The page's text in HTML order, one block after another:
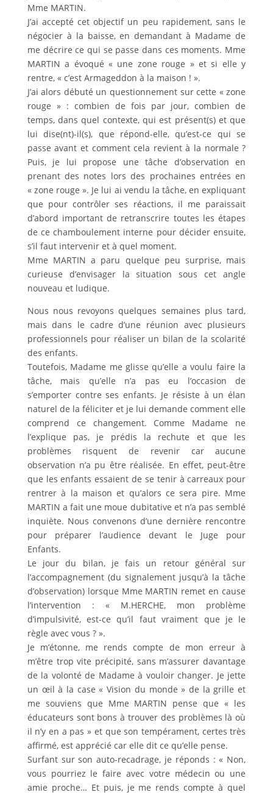
Mme MARTIN.
J’ai accepté cet objectif un peu rapidement, sans le
négocier à la baisse, en demandant à Madame de
me décrire ce qui se passe dans ces moments. Mme
MARTIN a évoqué « une zone rouge » et si elle y
rentre, « c’est Armageddon à la maison ! ».
J’ai alors débuté un questionnement sur cette « zone
rouge » : combien de fois par jour, combien de
temps, dans quel contexte, qui est présent(s) et que
lui dise(nt)-il(s), que répond-elle, qu’est-ce qui se
passe avant et comment cela revient à la normale ?
Puis, je lui propose une tâche d’observation en
prenant des notes lors des prochaines entrées en
« zone rouge ». Je lui ai vendu la tâche, en expliquant
que pour contrôler ses réactions, il me paraissait
d’abord important de retranscrire toutes les étapes
de ce chamboulement interne pour décider ensuite,
s’il faut intervenir et à quel moment.
Mme MARTIN a paru quelque peu surprise, mais
curieuse d’envisager la situation sous cet angle
nouveau et ludique.
Nous nous revoyons quelques semaines plus tard,
mais dans le cadre d’une réunion avec plusieurs
professionnels pour réaliser un bilan de la scolarité
des enfants.
Toutefois, Madame me glisse qu’elle a voulu faire la
tâche, mais qu’elle n’a pas eu l’occasion de
s’emporter contre ses enfants. Je résiste à un élan
naturel de la féliciter et je lui demande comment elle
comprend ce changement. Comme Madame ne
l’explique pas, je prédis la rechute et que les
problèmes risquent de revenir car aucune
observation n’a pu être réalisée. En effet, peut-être
que les enfants essaient de se tenir à carreaux pour
rentrer à la maison et qu’alors ce sera pire. Mme
MARTIN a fait une moue dubitative et n’a pas semblé
inquiète. Nous convenons d’une dernière rencontre
pour préparer l’audience devant le Juge pour
Enfants.
Le jour du bilan, je fais un retour général sur
l’accompagnement (du signalement jusqu’à la tâche
d’observation) lorsque Mme MARTIN remet en cause
l’intervention : « M.HERCHE, mon problème
d’impulsivité, est-ce qu’il faut vraiment que je le
règle avec vous ? ».
Je m’étonne, me rends compte de mon erreur à
m’être trop vite précipité, sans m’assurer davantage
de la volonté de Madame à vouloir changer. Je jette
un œil à la case « Vision du monde » de la grille et
me souviens que Mme MARTIN pense que « les
éducateurs sont bons à trouver des problèmes là où
il n’y en a pas » et que son tempérament, certes très
affirmé, est apprécié car elle dit ce qu’elle pense.
Surfant sur son auto-recadrage, je réponds : « Non,
vous pourriez le faire avec votre médecin ou une
amie proche… Et puis, je me rends compte à quel